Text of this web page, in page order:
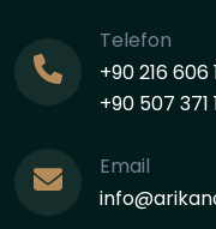
Telefon
+90 216 606
+90 507 371
Email